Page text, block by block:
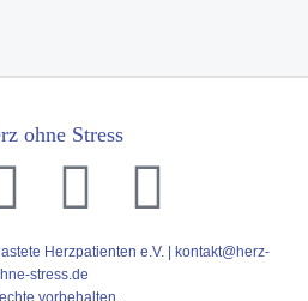
Herzpatienten e.V. | kontakt@herz-
stress.de
vorbehalten.